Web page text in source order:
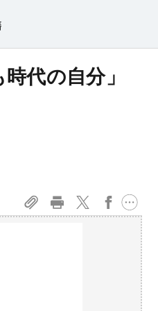
代の自分」